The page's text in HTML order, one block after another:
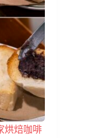
烘焙咖啡